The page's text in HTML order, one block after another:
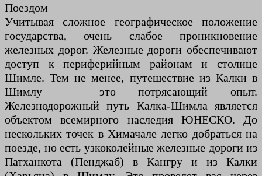
Поездом
Учитывая сложное географическое положение
государства, очень слабое проникновение
железных дорог. Железные дороги обеспечивают
доступ к периферийным районам и столице
Шимле. Тем не менее, путешествие из Калки в
Шимлу — это потрясающий опыт.
Железнодорожный путь Калка-Шимла является
объектом всемирного наследия ЮНЕСКО. До
нескольких точек в Химачале легко добраться на
поезде, но есть узкоколейные железные дороги из
Патханкота (Пенджаб) в Кангру и из Калки